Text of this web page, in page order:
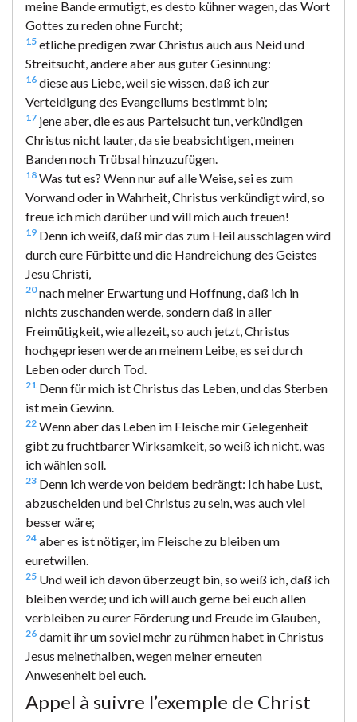
meine Bande ermutigt, es desto kühner wagen, das Wort
Gottes zu reden ohne Furcht;
15 etliche predigen zwar Christus auch aus Neid und
Streitsucht, andere aber aus guter Gesinnung:
16 diese aus Liebe, weil sie wissen, daß ich zur
Verteidigung des Evangeliums bestimmt bin;
17 jene aber, die es aus Parteisucht tun, verkündigen
Christus nicht lauter, da sie beabsichtigen, meinen
Banden noch Trübsal hinzuzufügen.
18 Was tut es? Wenn nur auf alle Weise, sei es zum
Vorwand oder in Wahrheit, Christus verkündigt wird, so
freue ich mich darüber und will mich auch freuen!
19 Denn ich weiß, daß mir das zum Heil ausschlagen wird
durch eure Fürbitte und die Handreichung des Geistes
Jesu Christi,
20nach meiner Erwartung und Hoffnung, daß ich in
nichts zuschanden werde, sondern daß in aller
Freimütigkeit, wie allezeit, so auch jetzt, Christus
hochgepriesen werde an meinem Leibe, es sei durch
Leben oder durch Tod.
21 Denn für mich ist Christus das Leben, und das Sterben
ist mein Gewinn.
22 Wenn aber das Leben im Fleische mir Gelegenheit
gibt zu fruchtbarer Wirksamkeit, so weiß ich nicht, was
ich wählen soll.
23 Denn ich werde von beidem bedrängt: Ich habe Lust,
abzuscheiden und bei Christus zu sein, was auch viel
besser wäre;
24 aber es ist nötiger, im Fleische zu bleiben um
euretwillen.
25 Und weil ich davon überzeugt bin, so weiß ich, daß ich
bleiben werde; und ich will auch gerne bei euch allen
verbleiben zu eurer Förderung und Freude im Glauben,
26 damit ihr um soviel mehr zu rühmen habet in Christus
Jesus meinethalben, wegen meiner erneuten
Anwesenheit bei euch.
Appel à suivre l’exemple de Christ